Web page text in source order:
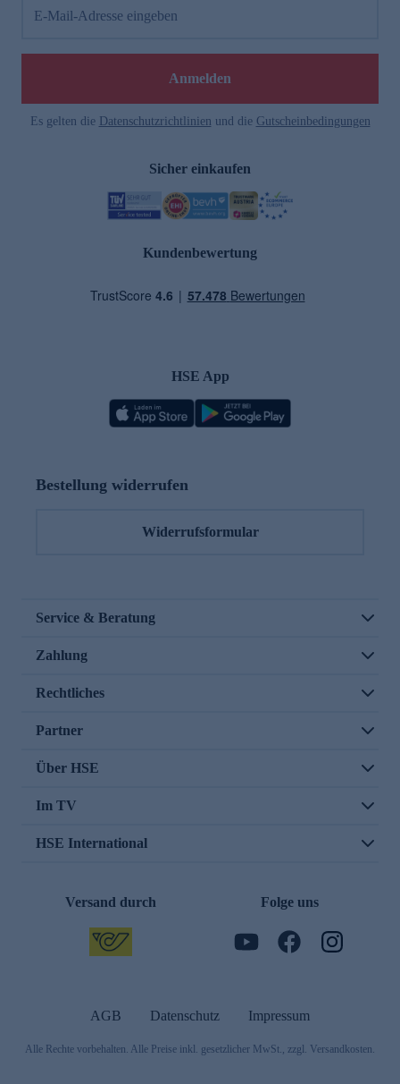
E-Mail-Adresse eingeben
Anmelden
Es gelten die Datenschutzrichtlinien und die Gutscheinbedingungen
Sicher einkaufen
Kundenbewertung
HSE App
Bestellung widerrufen
Widerrufsformular
Service & Beratung
Zahlung
Rechtliches
Partner
Über HSE
Im TV
HSE International
Versand durch Folge uns
AGB Datenschutz Impressum
Alle Rechte vorbehalten. Alle Preise inkl. gesetzlicher MwSt., zzgl. Versandkosten.